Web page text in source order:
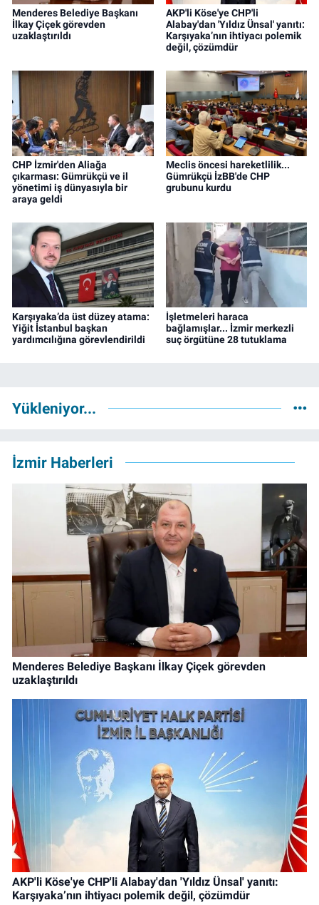
Menderes Belediye Başkanı
İlkay Çiçek görevden
uzaklaştırıldı
AKP'li Köse'ye CHP'li
Alabay'dan 'Yıldız Ünsal' yanıtı:
Karşıyaka’nın ihtiyacı polemik
değil, çözümdür
CHP İzmir'den Aliağa
çıkarması: Gümrükçü ve il
yönetimi iş dünyasıyla bir
araya geldi
Meclis öncesi hareketlilik...
Gümrükçü İzBB'de CHP
grubunu kurdu
Karşıyaka’da üst düzey atama:
Yiğit İstanbul başkan
yardımcılığına görevlendirildi
İşletmeleri haraca
bağlamışlar... İzmir merkezli
suç örgütüne 28 tutuklama
Yükleniyor...
İzmir Haberleri
Menderes Belediye Başkanı İlkay Çiçek görevden
uzaklaştırıldı
AKP'li Köse'ye CHP'li Alabay'dan 'Yıldız Ünsal' yanıtı:
Karşıyaka’nın ihtiyacı polemik değil, çözümdür